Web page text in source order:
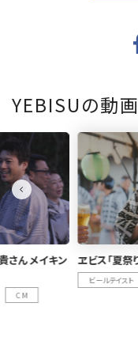
YEBISUの動画
さん メイキン
CM
ヱビス「夏祭
ビールテイスト